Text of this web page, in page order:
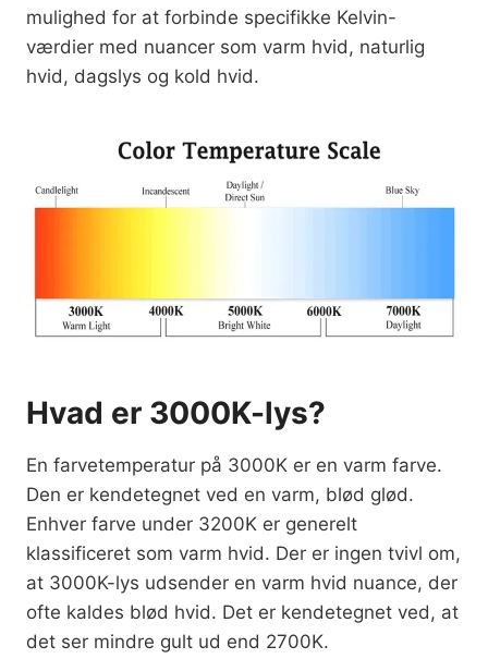
mulighed for at forbinde specifikke Kelvin-
værdier med nuancer som varm hvid, naturlig
hvid, dagslys og kold hvid.
Hvad er 3000K-lys?
En farvetemperatur på 3000K er en varm farve.
Den er kendetegnet ved en varm, blød glød.
Enhver farve under 3200K er generelt
klassificeret som varm hvid. Der er ingen tvivl om,
at 3000K-lys udsender en varm hvid nuance, der
ofte kaldes blød hvid. Det er kendetegnet ved, at
det ser mindre gult ud end 2700K.